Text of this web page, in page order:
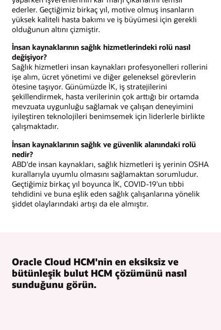
ederler. Geçtiğimiz birkaç yıl, motive olmuş insanların
yüksek kaliteli hasta bakımı ve iş büyümesi için gerekli
olduğunun altını çizmiştir.
İnsan kaynaklarının sağlık hizmetlerindeki rolü nasıl
değişiyor?
Sağlık hizmetleri insan kaynakları profesyonelleri rollerini
işe alım, ücret yönetimi ve diğer geleneksel görevlerin
ötesine taşıyor. Günümüzde İK, iş stratejilerini
şekillendirmek, hasta verilerinin çok arttığı bir ortamda
mevzuata uygunluğu sağlamak ve çalışan deneyimini
iyileştiren teknolojileri benimsemek için liderlerle birlikte
çalışmaktadır.
İnsan kaynaklarının sağlık ve güvenlik alanındaki rolü
nedir?
ABD'de insan kaynakları, sağlık hizmetleri iş yerinin OSHA
kurallarıyla uyumlu olmasını sağlamaktan sorumludur.
Geçtiğimiz birkaç yıl boyunca İK, COVID-19'un tıbbi
tehdidini ve buna eşlik eden sağlık çalışanlarına yönelik
şiddet olaylarındaki artışı da ele almıştır.
Oracle Cloud HCM'nin en eksiksiz ve
bütünleşik bulut HCM çözümünü nasıl
sunduğunu görün.